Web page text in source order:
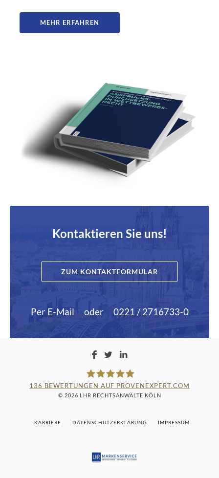
MEHR ERFAHREN
Kontaktieren Sie uns!
ZUM KONTAKTFORMULAR
Per E-Mail oder 0221 / 2716733-0
136 BEWERTUNGEN AUF PROVENEXPERT.COM
© 2026 LHR RECHTSANWÄLTE KÖLN
KARRIERE DATENSCHUTZERKLÄRUNG IMPRESSUM